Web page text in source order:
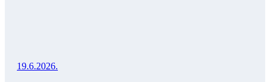
19.6.2026.